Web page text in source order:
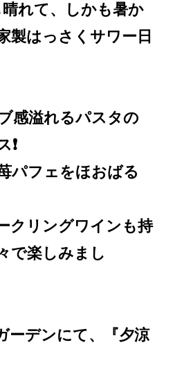
れて、しかも暑か
製はっさくサワー日
感溢れるパスタの
パフェをほおばる
クリングワインも持
で楽しみまし
ーデンにて、『夕涼